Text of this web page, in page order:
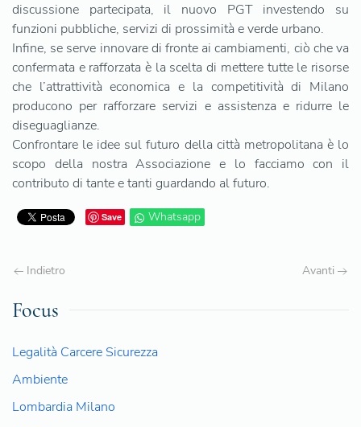
discussione partecipata, il nuovo PGT investendo su
funzioni pubbliche, servizi di prossimità e verde urbano.
Infine, se serve innovare di fronte ai cambiamenti, ciò che va
confermata e rafforzata è la scelta di mettere tutte le risorse
che l’attrattività economica e la competitività di Milano
producono per rafforzare servizi e assistenza e ridurre le
diseguaglianze.
Confrontare le idee sul futuro della città metropolitana è lo
scopo della nostra Associazione e lo facciamo con il
contributo di tante e tanti guardando al futuro.
Save Whatsapp
Indietro Avanti
Focus
Legalità Carcere Sicurezza
Ambiente
Lombardia Milano